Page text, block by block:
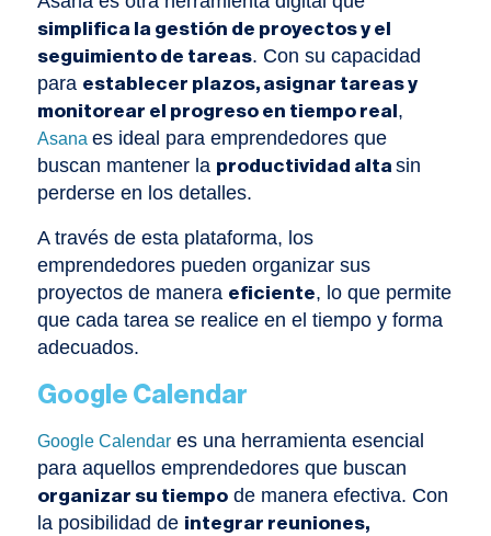
simplifica la gestión de proyectos y el
seguimiento de tareas. Con su capacidad
para establecer plazos, asignar tareas y
monitorear el progreso en tiempo real ,
Asana es ideal para emprendedores que
buscan mantener la productividad alta sin
perderse en los detalles.
A través de esta plataforma, los
emprendedores pueden organizar sus
proyectos de manera eficiente, lo que permite
que cada tarea se realice en el tiempo y forma
adecuados.
Google Calendar
Google Calendar es una herramienta esencial
para aquellos emprendedores que buscan
organizar su tiempo de manera efectiva. Con
la posibilidad de integrar reuniones,